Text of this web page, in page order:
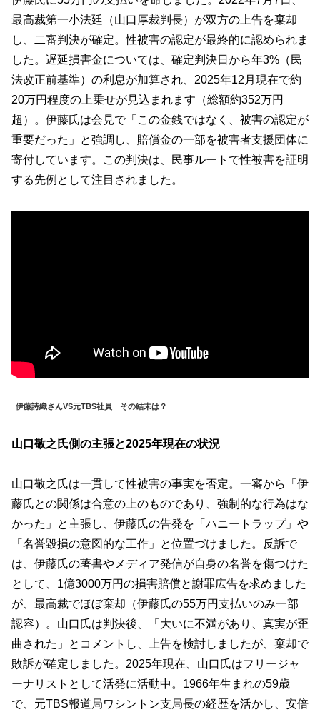
最高裁第一小法廷（山口厚裁判長）が双方の上告を棄却
し、二審判決が確定。性被害の認定が最終的に認められま
した。遅延損害金については、確定判決日から年3%（民
法改正前基準）の利息が加算され、2025年12月現在で約
20万円程度の上乗せが見込まれます（総額約352万円
超）。伊藤氏は会見で「この金銭ではなく、被害の認定が
重要だった」と強調し、賠償金の一部を被害者支援団体に
寄付しています。この判決は、民事ルートで性被害を証明
する先例として注目されました。
伊藤詩織さんVS元TBS社員 その結末は？
山口敬之氏側の主張と2025年現在の状況
山口敬之氏は一貫して性被害の事実を否定。一審から「伊
藤氏との関係は合意の上のものであり、強制的な行為はな
かった」と主張し、伊藤氏の告発を「ハニートラップ」や
「名誉毀損の意図的な工作」と位置づけました。反訴で
は、伊藤氏の著書やメディア発信が自身の名誉を傷つけた
として、1億3000万円の損害賠償と謝罪広告を求めました
が、最高裁でほぼ棄却（伊藤氏の55万円支払いのみ一部
認容）。山口氏は判決後、「大いに不満があり、真実が歪
曲された」とコメントし、上告を検討しましたが、棄却で
敗訴が確定しました。2025年現在、山口氏はフリージャ
ーナリストとして活発に活動中。1966年生まれの59歳
で、元TBS報道局ワシントン支局長の経歴を活かし、安倍